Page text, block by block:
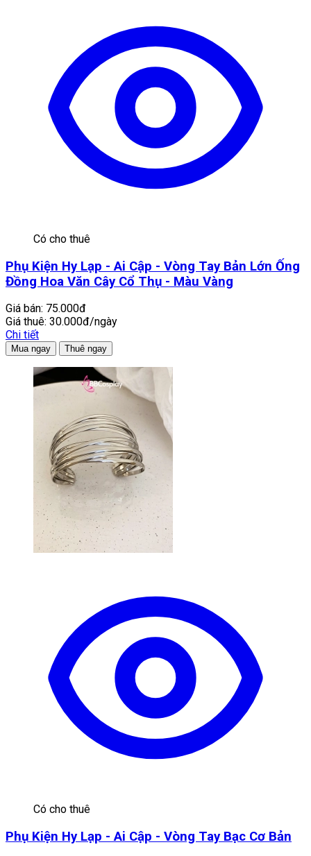
Có cho thuê
Phụ Kiện Hy Lạp - Ai Cập - Vòng Tay Bản Lớn Ống
Đồng Hoa Văn Cây Cổ Thụ - Màu Vàng
Giá bán: 75.000đ
Giá thuê: 30.000đ/ngày
Chi tiết
Mua ngay Thuê ngay
Có cho thuê
Phụ Kiện Hy Lạp - Ai Cập - Vòng Tay Bạc Cơ Bản